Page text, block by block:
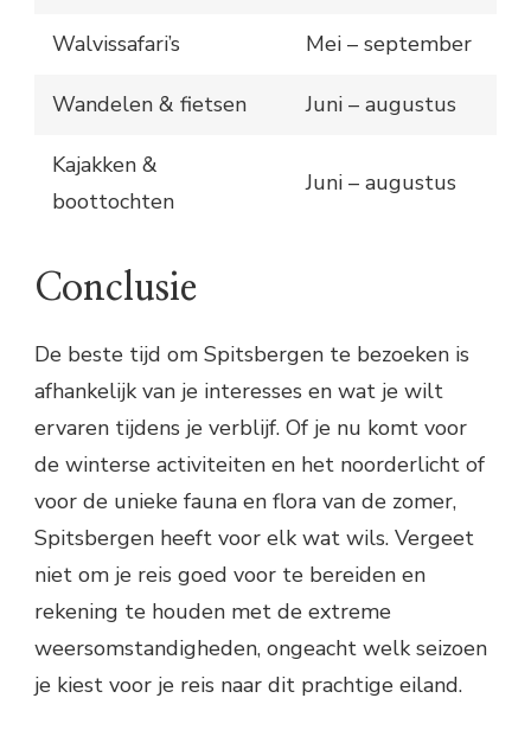
Walvissafari’s Mei – september
Wandelen & fietsen Juni – augustus
Kajakken &
boottochten
Juni – augustus
Conclusie
De beste tijd om Spitsbergen te bezoeken is
afhankelijk van je interesses en wat je wilt
ervaren tijdens je verblijf. Of je nu komt voor
de winterse activiteiten en het noorderlicht of
voor de unieke fauna en flora van de zomer,
Spitsbergen heeft voor elk wat wils. Vergeet
niet om je reis goed voor te bereiden en
rekening te houden met de extreme
weersomstandigheden, ongeacht welk seizoen
je kiest voor je reis naar dit prachtige eiland.